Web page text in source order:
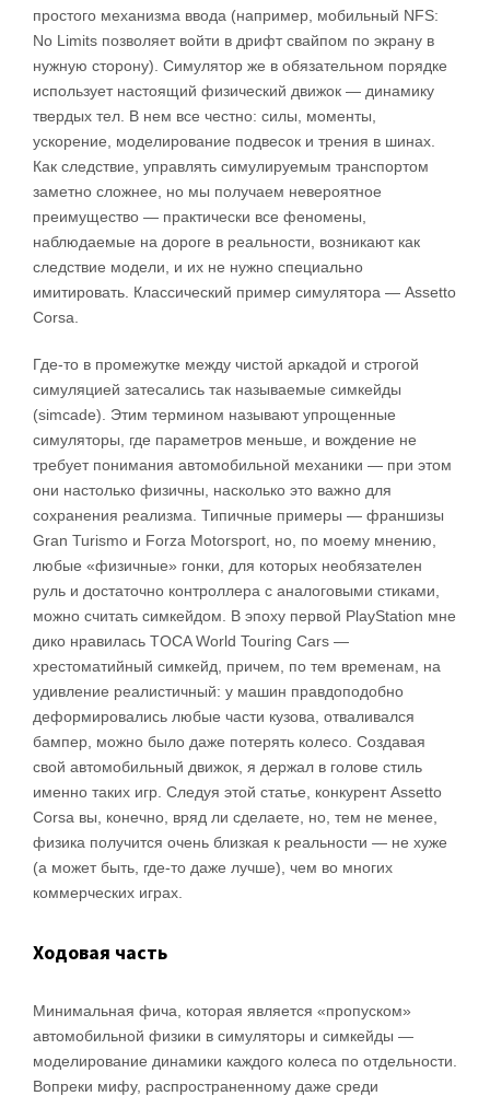
простого механизма ввода (например, мобильный NFS:
No Limits позволяет войти в дрифт свайпом по экрану в
нужную сторону). Симулятор же в обязательном порядке
использует настоящий физический движок — динамику
твердых тел. В нем все честно: силы, моменты,
ускорение, моделирование подвесок и трения в шинах.
Как следствие, управлять симулируемым транспортом
заметно сложнее, но мы получаем невероятное
преимущество — практически все феномены,
наблюдаемые на дороге в реальности, возникают как
следствие модели, и их не нужно специально
имитировать. Классический пример симулятора — Assetto
Corsa.
Где-то в промежутке между чистой аркадой и строгой
симуляцией затесались так называемые симкейды
(simcade). Этим термином называют упрощенные
симуляторы, где параметров меньше, и вождение не
требует понимания автомобильной механики — при этом
они настолько физичны, насколько это важно для
сохранения реализма. Типичные примеры — франшизы
Gran Turismo и Forza Motorsport, но, по моему мнению,
любые «физичные» гонки, для которых необязателен
руль и достаточно контроллера с аналоговыми стиками,
можно считать симкейдом. В эпоху первой PlayStation мне
дико нравилась TOCA World Touring Cars —
хрестоматийный симкейд, причем, по тем временам, на
удивление реалистичный: у машин правдоподобно
деформировались любые части кузова, отваливался
бампер, можно было даже потерять колесо. Создавая
свой автомобильный движок, я держал в голове стиль
именно таких игр. Следуя этой статье, конкурент Assetto
Corsa вы, конечно, вряд ли сделаете, но, тем не менее,
физика получится очень близкая к реальности — не хуже
(а может быть, где-то даже лучше), чем во многих
коммерческих играх.
Ходовая часть
Минимальная фича, которая является «пропуском»
автомобильной физики в симуляторы и симкейды —
моделирование динамики каждого колеса по отдельности.
Вопреки мифу, распространенному даже среди